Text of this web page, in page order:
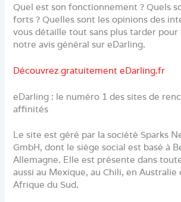
Quel est son fonctionnement ? Quels
forts ? Quelles sont les opinions des
vous détaille tout sans plus tarder
notre avis général sur eDarling.
Découvrez gratuitement eDarling.fr
eDarling : le numéro 1 des sites de
affinités
Le site est géré par la société Sparks
GmbH, dont le siège social est basé à
Allemagne. Elle est présente dans
aussi au Mexique, au Chili, en Australie
Afrique du Sud.